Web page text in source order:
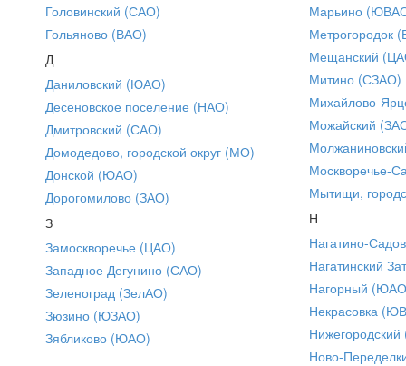
Головинский (САО)
Гольяново (ВАО)
Д
Даниловский (ЮАО)
Десеновское поселение (НАО)
Дмитровский (САО)
Домодедово, городской округ (МО)
Донской (ЮАО)
Дорогомилово (ЗАО)
З
Замоскворечье (ЦАО)
Западное Дегунино (САО)
Зеленоград (ЗелАО)
Зюзино (ЮЗАО)
Зябликово (ЮАО)
Марьино
Метрогородок
Мещанский
Митино (СЗАО)
Михайлово-
Можайский
Москворечье-
Мытищи,
Н
Нагатино-
Нагатинский
Нагорный
Некрасовка
Ново-